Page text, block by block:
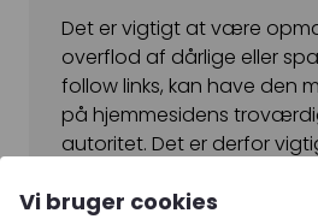
Det er vigtigt at være
overflod af dårlige eller
follow links, kan have den
på hjemmesidens
autoritet. Det er derfor
kilder, inden for
Vi bruger cookies